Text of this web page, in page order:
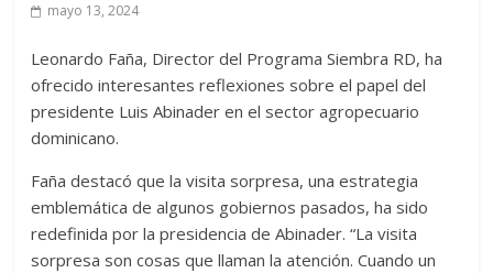
mayo 13, 2024
Leonardo Faña, Director del Programa Siembra RD, ha
ofrecido interesantes reflexiones sobre el papel del
presidente Luis Abinader en el sector agropecuario
dominicano.
Faña destacó que la visita sorpresa, una estrategia
emblemática de algunos gobiernos pasados, ha sido
redefinida por la presidencia de Abinader. “La visita
sorpresa son cosas que llaman la atención. Cuando un